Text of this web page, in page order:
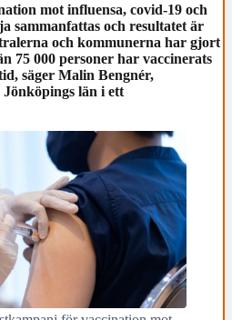
mot influensa, covid-19 och
sammanfattas och resultatet är
och kommunerna har gjort
75 000 personer har vaccinerats
säger Malin Bengnér,
län i ett